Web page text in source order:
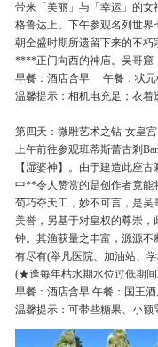
带来「美丽」与「幸运」的
格鲁达上。下午参观名列世界
朝全盛时期所遗留下来的不
****正门向西的神庙。吴哥窟
早餐：酒店含早 午餐：状元
温馨提示：相机电充足；衣
第四天：微雕艺术之钻-女皇
上午前往参观班蒂斯蕾古剎
【湿婆神】。由于建造此座
中**令人赞赏的是创作者竟能
茍巧夺天工，妙不可言，是吴
美誉，另基于对皇权的尊崇
钟。其渔获量之丰富，源源
有尽有(举凡医院、加油站、
(★逢每年枯水期水位过低期
早餐：酒店含早 午餐：国王
温馨提示：可带些糖果、小